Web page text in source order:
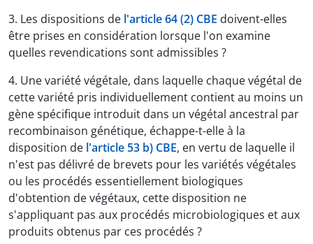
3. Les dispositions de l'article 64 (2) CBE doivent-elles
être prises en considération lorsque l'on examine
quelles revendications sont admissibles ?
4. Une variété végétale, dans laquelle chaque végétal de
cette variété pris individuellement contient au moins un
gène spécifique introduit dans un végétal ancestral par
recombinaison génétique, échappe-t-elle à la
disposition de l'article 53 b) CBE, en vertu de laquelle il
n'est pas délivré de brevets pour les variétés végétales
ou les procédés essentiellement biologiques
d'obtention de végétaux, cette disposition ne
s'appliquant pas aux procédés microbiologiques et aux
produits obtenus par ces procédés ?